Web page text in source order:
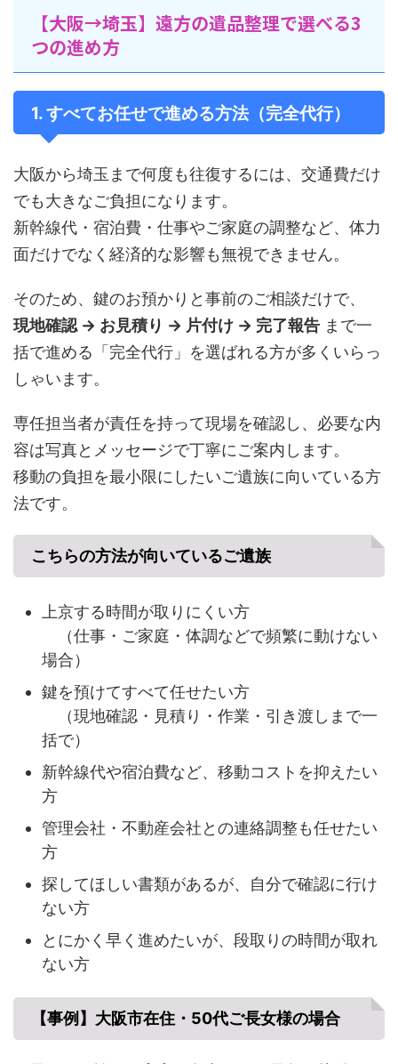
【大阪→埼玉】遠方の遺品整理で選べる3
つの進め方
1. すべてお任せで進める方法（完全代行）
大阪から埼玉まで何度も往復するには、交通費だけ
でも大きなご負担になります。
新幹線代・宿泊費・仕事やご家庭の調整など、体力
面だけでなく経済的な影響も無視できません。
そのため、鍵のお預かりと事前のご相談だけで、
現地確認 → お見積り → 片付け → 完了報告 まで一
括で進める「完全代行」を選ばれる方が多くいらっ
しゃいます。
専任担当者が責任を持って現場を確認し、必要な内
容は写真とメッセージで丁寧にご案内します。
移動の負担を最小限にしたいご遺族に向いている方
法です。
こちらの方法が向いているご遺族
上京する時間が取りにくい方
（仕事・ご家庭・体調などで頻繁に動けない
場合）
鍵を預けてすべて任せたい方
（現地確認・見積り・作業・引き渡しまで一
括で）
新幹線代や宿泊費など、移動コストを抑えたい
方
管理会社・不動産会社との連絡調整も任せたい
方
探してほしい書類があるが、自分で確認に行け
ない方
とにかく早く進めたいが、段取りの時間が取れ
ない方
【事例】大阪市在住・50代ご長女様の場合